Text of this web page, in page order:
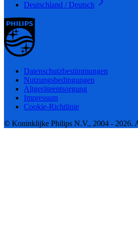
Deutschland / Deutsch
Datenschutzbestimmungen
Nutzungsbedingungen
Altgeräteentsorgung
Impressum
Cookie-Richtlinie
© Koninklijke Philips N.V., 2004 - 2026.